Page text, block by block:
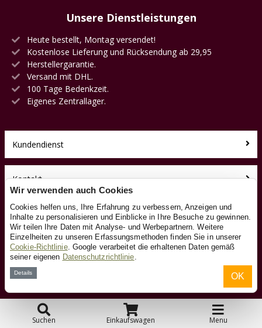
Suchen Einkaufswagen Menu
Unsere Dienstleistungen
Heute bestellt, Montag versendet!
Kostenlose Lieferung und Rücksendung ab 29,95
Herstellergarantie.
Versand mit DHL.
100 Tage Bedenkzeit.
Eigenes Zentrallager.
Kundendienst
Kontakt
Über uns
Toyfan BV
HolzeisenbahnXL.de
Klosterstiege 50
48599 Gronau
Tel.: 0031-541-228002
Facebook
Instagram
Wir verwenden auch Cookies
Cookies helfen uns, Ihre Erfahrung zu verbessern, Anzeigen und
Inhalte zu personalisieren und Einblicke in Ihre Besuche zu gewinnen.
Wir teilen Ihre Daten mit Analyse- und Werbepartnern. Weitere
Einzelheiten zu unseren Erfassungsmethoden finden Sie in unserer
Cookie-Richtlinie. Google verarbeitet die erhaltenen Daten gemäß
seiner eigenen Datenschutzrichtlinie
Details OK